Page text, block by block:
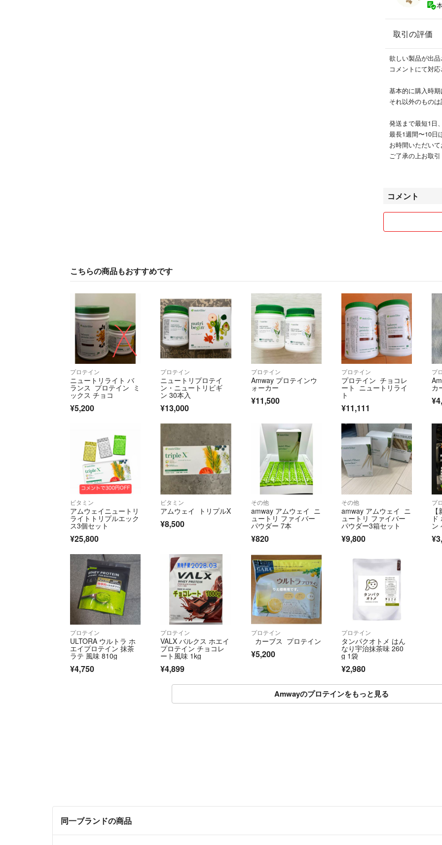
取引の評価
欲しい製品が出
コメントにて対
基本的に購入時
それ以外のもの
発送まで最短1日
最長1週間〜10日
お時間いただい
ご了承の上お取
時間指定等は行
コメント
こちらの商品もおすすめです
プロテイン
ニュートリライト バ
ランス プロテイン ミ
ックス チョコ
¥5,200
プロテイン
ニュートリプロテイ
ン・ニュートリビギ
ン 30本入
¥13,000
プロテイン
Amway プロテインウ
ォーカー
¥11,500
プロテイン
プロテイン チョコレ
ート ニュートリライ
ト
¥11,111
プ
カ
ビタミン
アムウェイニュートリ
ライトトリプルエック
ス3個セット
¥25,800
ビタミン
アムウェイ トリプルX
¥8,500
その他
amway アムウェイ ニ
ュートリ ファイバー
パウダー 7本
¥820
その他
amway アムウェイ ニ
ュートリ ファイバー
パウダー3箱セット
¥9,800
プ
ン
プロテイン
ULTORA ウルトラ ホ
エイプロテイン 抹茶
ラテ 風味 810g
¥4,750
プロテイン
VALX バルクス ホエイ
プロテイン チョコレ
ート風味 1kg
¥4,899
プロテイン
カーブス プロテイン
¥5,200
プロテイン
タンパクオトメ はん
なり宇治抹茶味 260
g 1袋
¥2,980
Amwayのプロテインをもっと見る
同一ブランドの商品